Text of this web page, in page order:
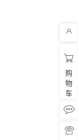


购
物
车

